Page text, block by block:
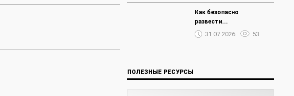
Как безопасно
развести...
31.07.2026 53
ПОЛЕЗНЫЕ РЕСУРСЫ